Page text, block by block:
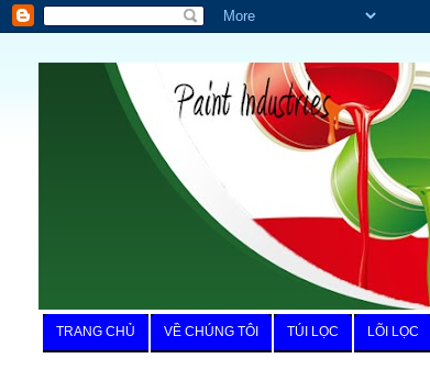
TRANG CHỦ VỀ CHÚNG TÔI TÚI LỌC LÕI LỌC